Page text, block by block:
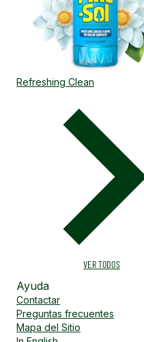
Refreshing Clean
VER TODOS
Ayuda
Contactar
Preguntas frecuentes
Mapa del Sitio